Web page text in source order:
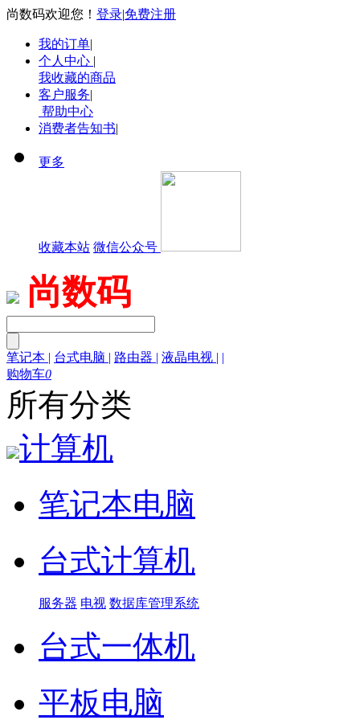
尚数码欢迎您！ 登录|免费注册
我的订单|
个人中心 |
我收藏的商品
客户服务|
帮助中心
消费者告知书|
更多
收藏本站 微信公众号
尚数码
笔记本 | 台式电脑 | 路由器 | 液晶电视 | |
购物车0
所有分类
计算机
笔记本电脑
台式计算机
服务器 电视 数据库管理系统
台式一体机
平板电脑